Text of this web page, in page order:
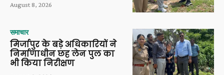
August 8, 2026
समाचार
मिर्जापुर के बड़े अधिकारियों ने
निर्माणाधीन छह लेन पुल का
भी किया निरीक्षण